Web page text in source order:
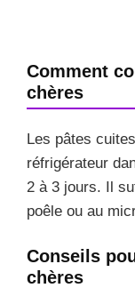
Comment
chères
Les pâtes
réfrigérateur
2 à 3 jours. Il
poêle ou au
Conseils
chères